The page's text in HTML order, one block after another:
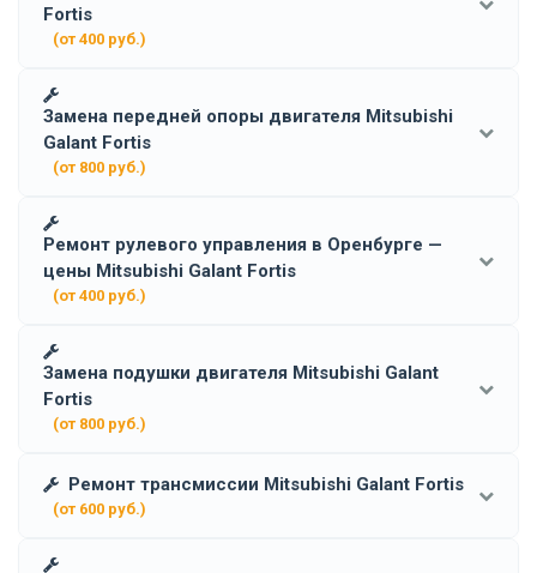
Fortis
(от 400 руб.)
Замена передней опоры двигателя Mitsubishi
Galant Fortis
(от 800 руб.)
Ремонт рулевого управления в Оренбурге —
цены Mitsubishi Galant Fortis
(от 400 руб.)
Замена подушки двигателя Mitsubishi Galant
Fortis
(от 800 руб.)
Ремонт трансмиссии Mitsubishi Galant Fortis
(от 600 руб.)